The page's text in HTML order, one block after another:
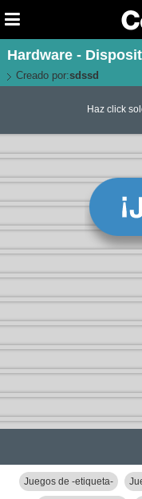
Hardware -
Creado por:sdssd
Haz click
Juegos de -etiqueta-